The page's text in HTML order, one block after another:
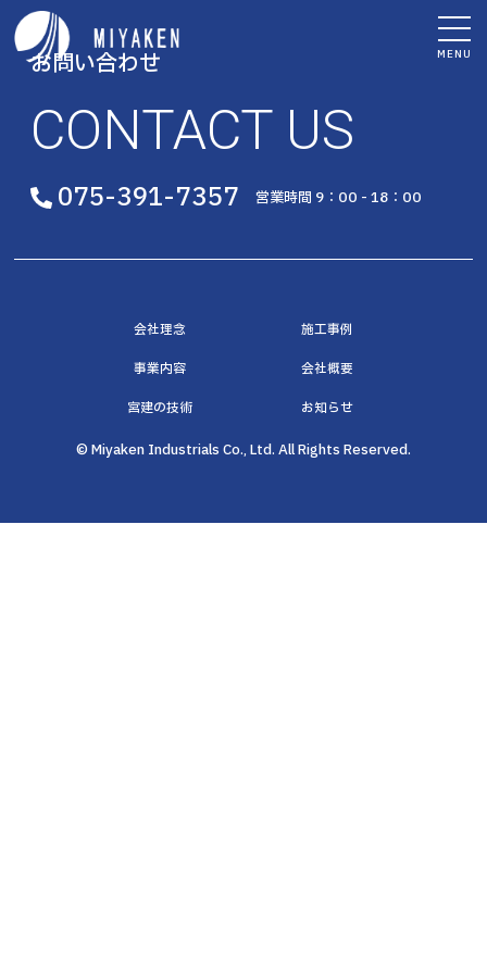
MENU
お問い合わせ
CONTACT US
075-391-7357 営業時間 9：00 - 18：00
会社理念 施工事例
事業内容 会社概要
宮建の技術 お知らせ
© Miyaken Industrials Co., Ltd. All Rights Reserved.